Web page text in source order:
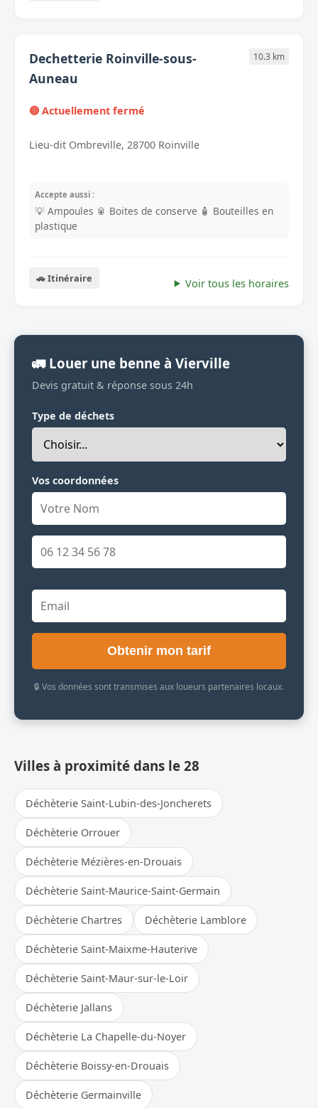
Dechetterie Roinville-sous-
Auneau
10.3 km
🔴 Actuellement fermé
Lieu-dit Ombreville, 28700 Roinville
Accepte aussi :
💡 Ampoules 🥫 Boites de conserve 🧴 Bouteilles en
plastique
🚗 Itinéraire Voir tous les horaires
🚛 Louer une benne à Vierville
Devis gratuit & réponse sous 24h
Type de déchets
Vos coordonnées
Obtenir mon tarif
🔒 Vos données sont transmises aux loueurs partenaires locaux.
Villes à proximité dans le 28
Déchèterie Saint-Lubin-des-Joncherets
Déchèterie Orrouer
Déchèterie Mézières-en-Drouais
Déchèterie Saint-Maurice-Saint-Germain
Déchèterie Chartres Déchèterie Lamblore
Déchèterie Saint-Maixme-Hauterive
Déchèterie Saint-Maur-sur-le-Loir
Déchèterie Jallans
Déchèterie La Chapelle-du-Noyer
Déchèterie Boissy-en-Drouais
Déchèterie Germainville